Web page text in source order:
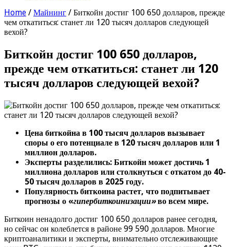
Home / Майнинг / Биткойн достиг 100 650 долларов, прежде
чем откатиться: станет ли 120 тысяч долларов следующей
вехой?
Биткойн достиг 100 650 долларов,
прежде чем откатиться: станет ли 120
тысяч долларов следующей вехой?
Цена биткойна в 100 тысяч долларов вызывает
споры о его потенциале в 120 тысяч долларов или 1
миллион долларов.
Эксперты разделились: Биткойн может достичь 1
миллиона долларов или столкнуться с откатом до 40-
50 тысяч долларов в 2025 году.
Популярность биткоина растет, что подпитывает
прогнозы о «гипербиткоинизации»во всем мире.
Биткоин ненадолго достиг 100 650 долларов ранее сегодня,
но сейчас он колеблется в районе 99 590 долларов. Многие
криптоаналитики и эксперты, внимательно отслеживающие